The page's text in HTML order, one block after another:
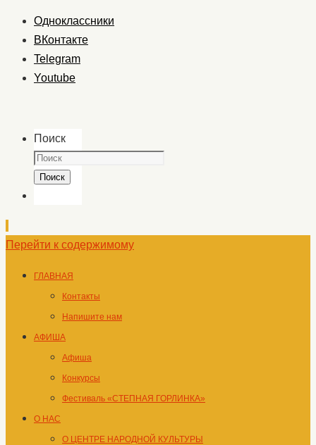
Одноклассники
ВКонтакте
Telegram
Youtube
Поиск
Поиск
Перейти к содержимому
ГЛАВНАЯ
Контакты
Напишите нам
АФИША
Афиша
Конкурсы
Фестиваль «СТЕПНАЯ ГОРЛИНКА»
О НАС
О ЦЕНТРЕ НАРОДНОЙ КУЛЬТУРЫ